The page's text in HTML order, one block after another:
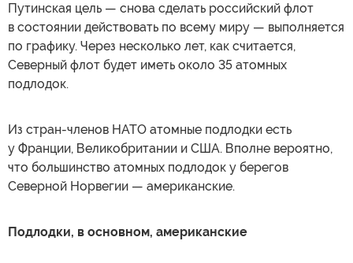
Путинская цель — снова сделать российский флот
в состоянии действовать по всему миру — выполняется
по графику. Через несколько лет, как считается,
Северный флот будет иметь около 35 атомных
подлодок.
Из стран-членов НАТО атомные подлодки есть
у Франции, Великобритании и США. Вполне вероятно,
что большинство атомных подлодок у берегов
Северной Норвегии — американские.
Подлодки, в основном, американские